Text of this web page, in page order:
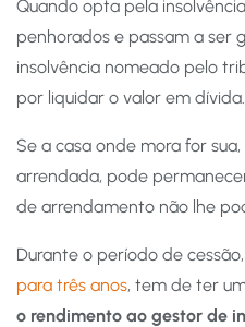
Quando opta pela
penhorados e passam a ser
insolvência nomeado pelo
por liquidar o valor em dívida.
Se a casa onde mora for
arrendada, pode
de arrendamento não lhe
Durante o período de
para três anos, tem de ter
o rendimento ao gestor de